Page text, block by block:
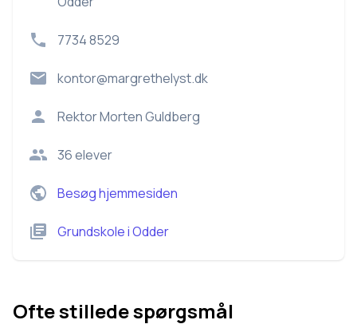
7734 8529
kontor@margrethelyst.dk
RektorMorten Guldberg
36elever
Besøg hjemmesiden
GrundskoleiOdder
Ofte stillede spørgsmål